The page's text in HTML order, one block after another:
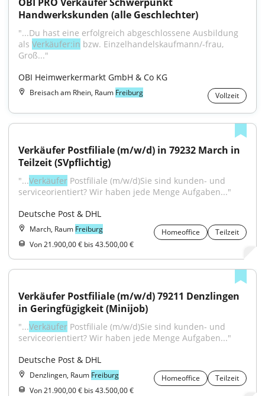
Handwerkskunden (alle Geschlechter)
"...Du hast eine erfolgreich abgeschlossene Ausbildung
als Verkäufer:in bzw. Einzelhandelskaufmann/-frau,
Groß..."
OBI Heimwerkermarkt GmbH & Co KG
Breisach am Rhein, Raum Freiburg Vollzeit
Verkäufer Postfiliale (m/w/d) in 79232 March in
Teilzeit (SVpflichtig)
"...Verkäufer Postfiliale (m/w/d)Sie sind kunden- und
serviceorientiert? Wir haben jede Menge Aufgaben..."
Deutsche Post & DHL
March, Raum Freiburg Homeoffice
Teilzeit
Von 21.900,00 € bis 43.500,00 €
Verkäufer Postfiliale (m/w/d) 79211 Denzlingen
in Geringfügigkeit (Minijob)
"...Verkäufer Postfiliale (m/w/d)Sie sind kunden- und
serviceorientiert? Wir haben jede Menge Aufgaben..."
Deutsche Post & DHL
Denzlingen, Raum Freiburg Homeoffice
Teilzeit
Von 21.900,00 € bis 43.500,00 €